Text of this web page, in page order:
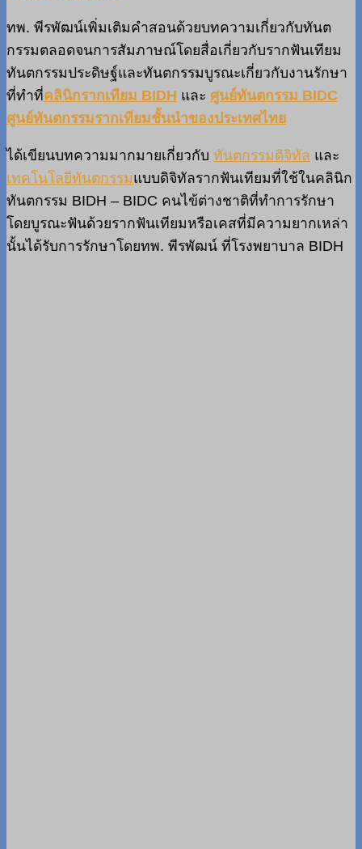
ทพ. พีรพัฒน์เพิ่มเติมคำสอนด้วยบทความเกี่ยวกับทันต
กรรมตลอดจนการสัมภาษณ์โดยสื่อเกี่ยวกับรากฟันเทียม
ทันตกรรมประดิษฐ์และทันตกรรมบูรณะเกี่ยวกับงานรักษา
ที่ทำที่คลินิกรากเทียม BIDH และ ศูนย์ทันตกรรม BIDC
ศูนย์ทันตกรรมรากเทียมชั้นนำของประเทศไทย
ได้เขียนบทความมากมายเกี่ยวกับ ทันตกรรมดิจิทัล และ
เทคโนโลยีทันตกรรมแบบดิจิทัลรากฟันเทียมที่ใช้ในคลินิก
ทันตกรรม BIDH – BIDC คนไข้ต่างชาติที่ทำการรักษา
โดยบูรณะฟันด้วยรากฟันเทียมหรือเคสที่มีความยากเหล่า
นั้นได้รับการรักษาโดยทพ. พีรพัฒน์ ที่โรงพยาบาล BIDH